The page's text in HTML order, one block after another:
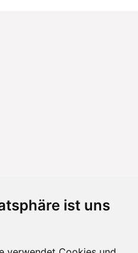
ist uns